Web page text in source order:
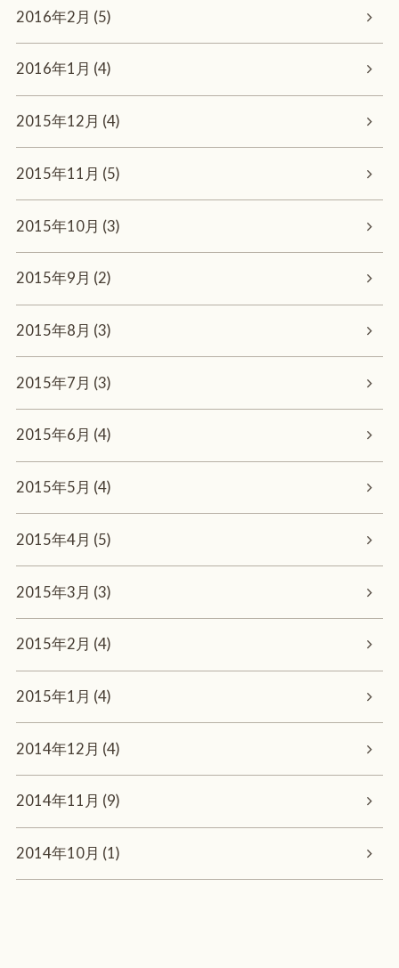
2016年2月 (5)
2016年1月 (4)
2015年12月 (4)
2015年11月 (5)
2015年10月 (3)
2015年9月 (2)
2015年8月 (3)
2015年7月 (3)
2015年6月 (4)
2015年5月 (4)
2015年4月 (5)
2015年3月 (3)
2015年2月 (4)
2015年1月 (4)
2014年12月 (4)
2014年11月 (9)
2014年10月 (1)